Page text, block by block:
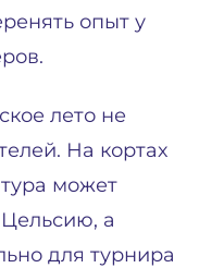
опыт у
лето не
На кортах
может
а
для турнира